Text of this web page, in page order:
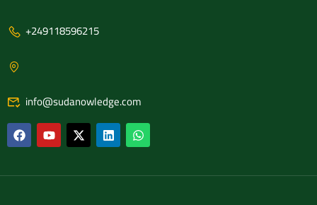
+249118596215
info@sudanowledge.com